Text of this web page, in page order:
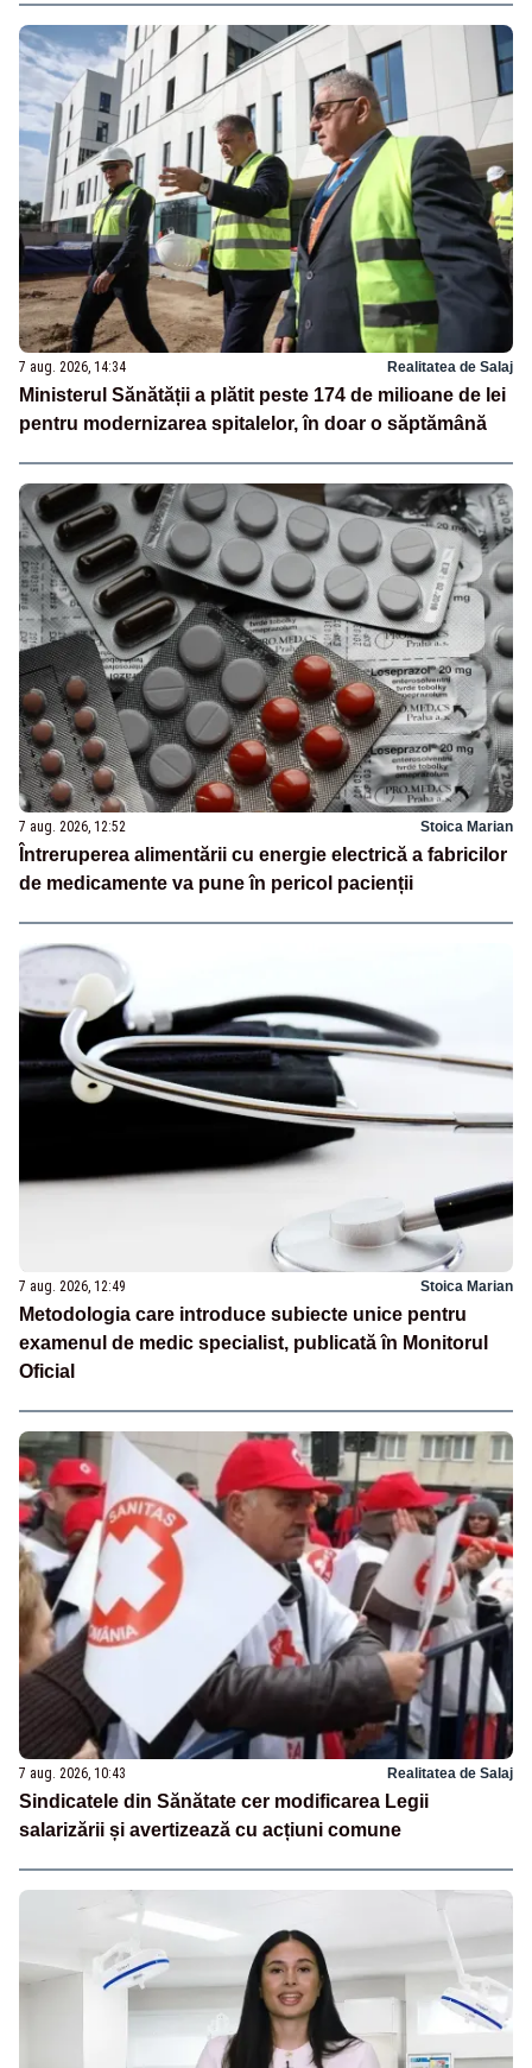
7 aug. 2026, 14:34 Realitatea de Salaj
Ministerul Sănătății a plătit peste 174 de milioane de lei
pentru modernizarea spitalelor, în doar o săptămână
7 aug. 2026, 12:52 Stoica Marian
Întreruperea alimentării cu energie electrică a fabricilor
de medicamente va pune în pericol pacienții
7 aug. 2026, 12:49 Stoica Marian
Metodologia care introduce subiecte unice pentru
examenul de medic specialist, publicată în Monitorul
Oficial
7 aug. 2026, 10:43 Realitatea de Salaj
Sindicatele din Sănătate cer modificarea Legii
salarizării și avertizează cu acțiuni comune